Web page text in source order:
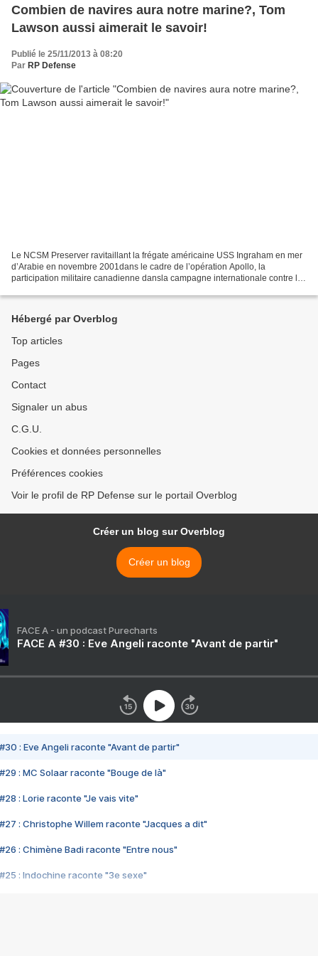
Combien de navires aura notre marine?, Tom
Lawson aussi aimerait le savoir!
Publié le 25/11/2013 à 08:20
Par RP Defense
Le NCSM Preserver ravitaillant la frégate américaine USS Ingraham en mer
d’Arabie en novembre 2001dans le cadre de l’opération Apollo, la
participation militaire canadienne dansla campagne internationale contre le
Hébergé par Overblog
Top articles
Pages
Contact
Signaler un abus
C.G.U.
Cookies et données personnelles
Préférences cookies
Voir le profil de RP Defense sur le portail Overblog
Créer un blog sur Overblog
Créer un blog
FACE A - un podcast Purecharts
FACE A #30 : Eve Angeli raconte "Avant de partir"
#30 : Eve Angeli raconte "Avant de partir"
#29 : MC Solaar raconte "Bouge de là"
#28 : Lorie raconte "Je vais vite"
#27 : Christophe Willem raconte "Jacques a dit"
#26 : Chimène Badi raconte "Entre nous"
#25 : Indochine raconte "3e sexe"